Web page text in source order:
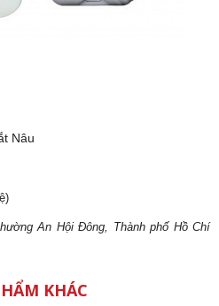
Nâu
An Hội Đông, Thành phố Hồ Chí
KHÁC